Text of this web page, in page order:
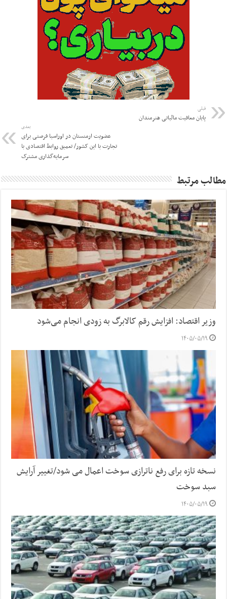
قبلی
پایان معافیت مالیاتی هنرمندان
بعدی
عضویت ارمنستان در اوراسیا فرصتی برای
تجارت با این کشور/ تعمیق روابط اقتصادی با
سرمایه‌گذاری مشترک
مطالب مرتبط
وزیر اقتصاد: افزایش رقم کالابرگ به زودی انجام می‌شود
۱۴۰۵/۰۵/۱۹
نسخه تازه برای رفع ناترازی سوخت اعمال می شود/تغییر آرایش
سبد سوخت
۱۴۰۵/۰۵/۱۹